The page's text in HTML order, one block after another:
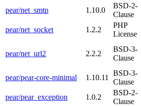
pear/net_smtp 1.10.0
BSD-2-
Clause
pear/net_socket 1.2.2
PHP
License
pear/net_url2 2.2.2
BSD-3-
Clause
pear/pear-core-minimal 1.10.11
BSD-3-
Clause
pear/pear_exception 1.0.2
BSD-2-
Clause